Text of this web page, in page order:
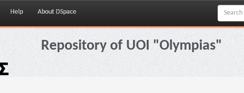
Help About DSpace
Repository of UOI "Olympias"